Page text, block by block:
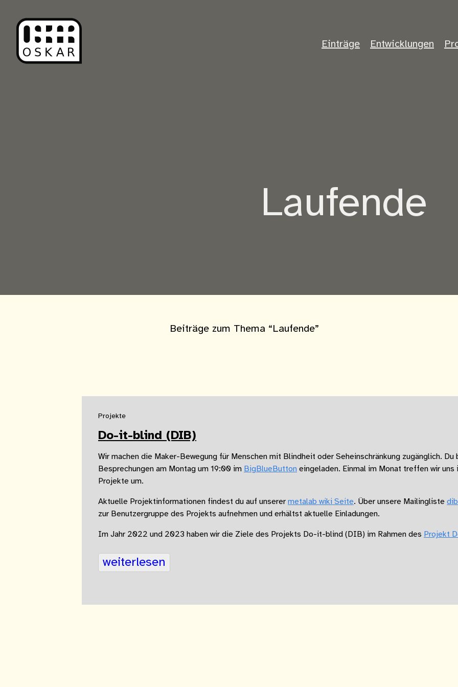
Einträge Entwicklungen
Laufende
Beiträge zum Thema “Laufende”
Projekte
Do-it-blind (DIB)
Wir machen die Maker-Bewegung für Menschen mit Blindheit oder Seheinschränkung zugänglich.
Besprechungen am Montag um 19:00 im BigBlueButton eingeladen. Einmal im Monat treffen wir uns
Projekte um.
Aktuelle Projektinformationen findest du auf unserer metalab wiki Seite. Über unsere Mailingliste
zur Benutzergruppe des Projekts aufnehmen und erhältst aktuelle Einladungen.
Im Jahr 2022 und 2023 haben wir die Ziele des Projekts Do-it-blind (DIB) im Rahmen des Projekt
weiterlesen